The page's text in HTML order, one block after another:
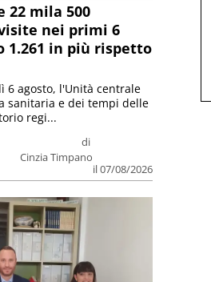
22 mila 500
nei primi 6
1.261 in più rispetto
di
Cinzia Timpano
il 07/08/2026
6 agosto, l'Unità centrale
sanitaria e dei tempi delle
regi...